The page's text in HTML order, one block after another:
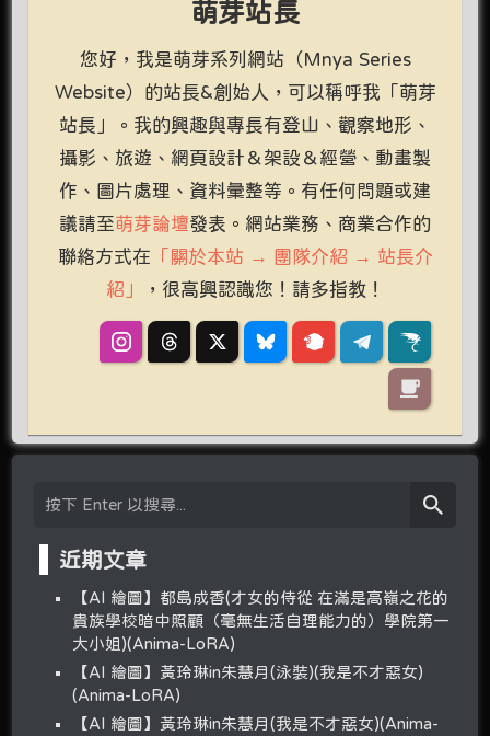
萌芽站長
您好，我是萌芽系列網站（Mnya Series
Website）的站長&創始人，可以稱呼我「萌芽
站長」。我的興趣與專長有登山、觀察地形、
攝影、旅遊、網頁設計＆架設＆經營、動畫製
作、圖片處理、資料彙整等。有任何問題或建
議請至萌芽論壇發表。網站業務、商業合作的
聯絡方式在 「關於本站 → 團隊介紹 → 站長介
紹」
，很高興認識您！請多指教！
近期文章
【AI 繪圖】都島成香(才女的侍從 在滿是高嶺之花的
貴族學校暗中照顧（毫無生活自理能力的）學院第一
大小姐)(Anima-LoRA)
【AI 繪圖】黃玲琳in朱慧月(泳裝)(我是不才惡女)
(Anima-LoRA)
【AI 繪圖】黃玲琳in朱慧月(我是不才惡女)(Anima-